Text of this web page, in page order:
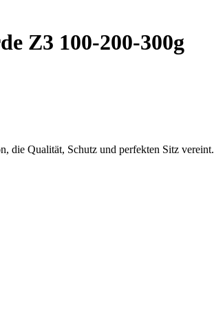
Z3 100-200-300g
die Qualität, Schutz und perfekten Sitz vereint.